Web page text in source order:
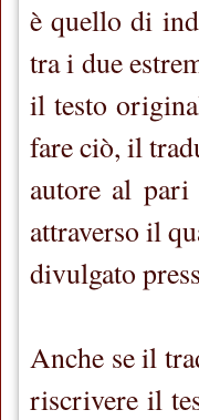
è quello di
tra i due
il testo
fare ciò, il
autore al pari
attraverso il
divulgato
Anche se il
riscrivere il